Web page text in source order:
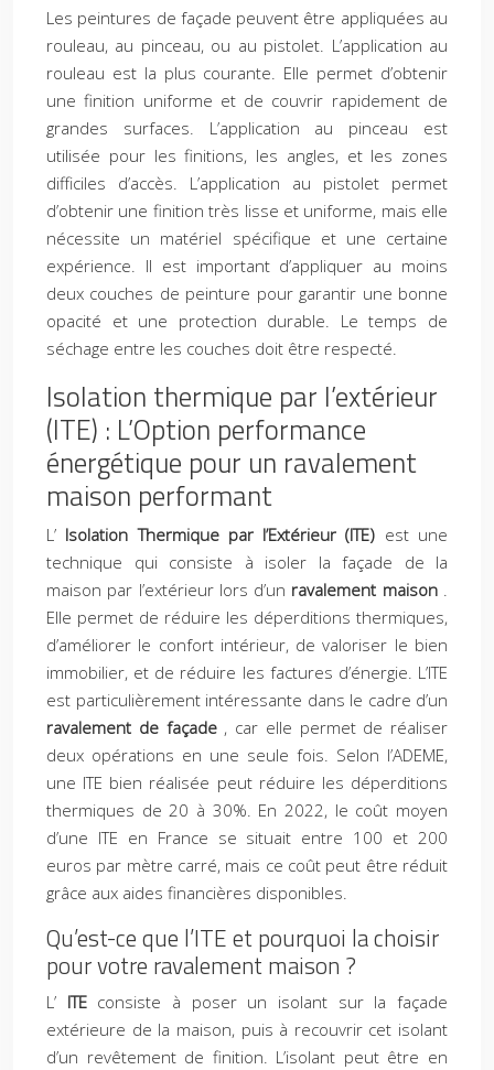
Les peintures de façade peuvent être appliquées au
rouleau, au pinceau, ou au pistolet. L’application au
rouleau est la plus courante. Elle permet d’obtenir
une finition uniforme et de couvrir rapidement de
grandes surfaces. L’application au pinceau est
utilisée pour les finitions, les angles, et les zones
difficiles d’accès. L’application au pistolet permet
d’obtenir une finition très lisse et uniforme, mais elle
nécessite un matériel spécifique et une certaine
expérience. Il est important d’appliquer au moins
deux couches de peinture pour garantir une bonne
opacité et une protection durable. Le temps de
séchage entre les couches doit être respecté.
Isolation thermique par l’extérieur
(ITE) : L’Option performance
énergétique pour un ravalement
maison performant
L’ Isolation Thermique par l’Extérieur (ITE) est une
technique qui consiste à isoler la façade de la
maison par l’extérieur lors d’un ravalement maison .
Elle permet de réduire les déperditions thermiques,
d’améliorer le confort intérieur, de valoriser le bien
immobilier, et de réduire les factures d’énergie. L’ITE
est particulièrement intéressante dans le cadre d’un
ravalement de façade , car elle permet de réaliser
deux opérations en une seule fois. Selon l’ADEME,
une ITE bien réalisée peut réduire les déperditions
thermiques de 20 à 30%. En 2022, le coût moyen
d’une ITE en France se situait entre 100 et 200
euros par mètre carré, mais ce coût peut être réduit
grâce aux aides financières disponibles.
Qu’est-ce que l’ITE et pourquoi la choisir
pour votre ravalement maison ?
L’ ITE consiste à poser un isolant sur la façade
extérieure de la maison, puis à recouvrir cet isolant
d’un revêtement de finition. L’isolant peut être en